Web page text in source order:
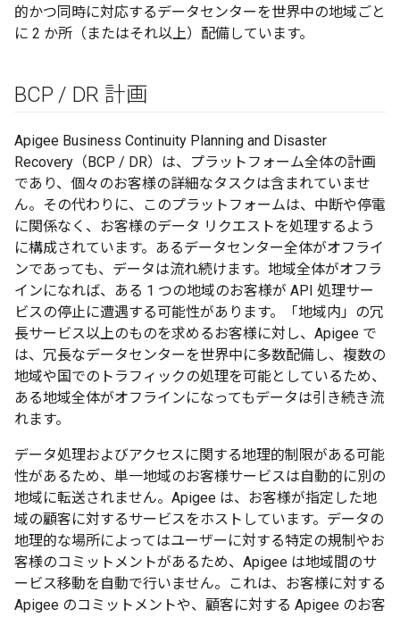
的かつ同時に対応するデータセンターを世界中の地域ごと
に 2 か所（またはそれ以上）配備しています。
BCP / DR 計画
Apigee Business Continuity Planning and Disaster
Recovery（BCP / DR）は、プラットフォーム全体の計画
であり、個々のお客様の詳細なタスクは含まれていませ
ん。その代わりに、このプラットフォームは、中断や停電
に関係なく、お客様のデータ リクエストを処理するよう
に構成されています。あるデータセンター全体がオフライ
ンであっても、データは流れ続けます。地域全体がオフラ
インになれば、ある 1 つの地域のお客様が API 処理サー
ビスの停止に遭遇する可能性があります。「地域内」の冗
長サービス以上のものを求めるお客様に対し、Apigee で
は、冗長なデータセンターを世界中に多数配備し、複数の
地域や国でのトラフィックの処理を可能としているため、
ある地域全体がオフラインになってもデータは引き続き流
れます。
データ処理およびアクセスに関する地理的制限がある可能
性があるため、単一地域のお客様サービスは自動的に別の
地域に転送されません。Apigee は、お客様が指定した地
域の顧客に対するサービスをホストしています。データの
地理的な場所によってはユーザーに対する特定の規制やお
客様のコミットメントがあるため、Apigee は地域間のサ
ービス移動を自動で行いません。これは、お客様に対する
Apigee のコミットメントや、顧客に対する Apigee のお客